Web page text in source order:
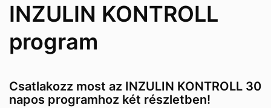
INZULIN KONTROLL
program
Csatlakozz most az INZULIN KONTROLL 30
napos programhoz két részletben!